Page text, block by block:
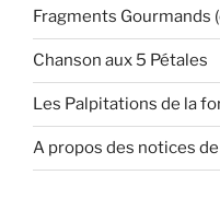
Fragments Gourmands
Chanson aux 5 Pétales
Les Palpitations de la
A propos des notices